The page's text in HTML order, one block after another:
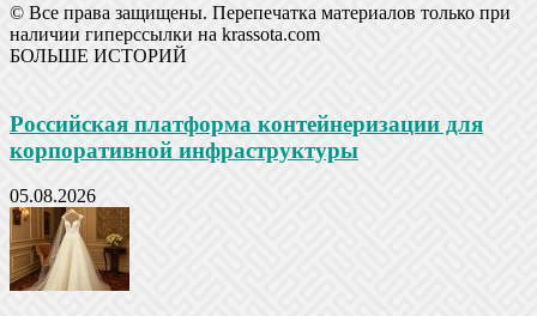
© Все права защищены. Перепечатка материалов только при
наличии гиперссылки на krassota.com
БОЛЬШЕ ИСТОРИЙ
Российская платформа контейнеризации для
корпоративной инфраструктуры
05.08.2026